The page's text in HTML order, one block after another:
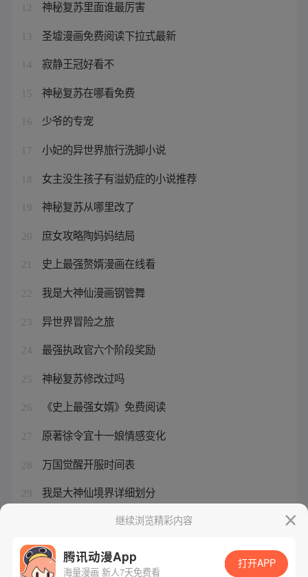
12 神秘复苏里面谁最厉害
13 圣墟漫画免费阅读下拉式最新
14 寂静王冠好看不
15 神秘复苏在哪看免费
16 少爷的专宠
17 小妃的异世界旅行洗脚小说
18 女主没生孩子有溢奶症的小说推荐
19 神秘复苏从哪里改了
20 庶女攻略陶妈妈结局
21 史上最强赘婿漫画在线看
22 我是大神仙漫画钢管舞
23 异世界冒险之旅
24 最强执政官六个阶段奖励
25 神秘复苏修改过吗
26 《史上最强女婿》免费阅读
27 原著徐令宜十一娘情感变化
28 万国觉醒开服时间表
29 我是大神仙境界详细划分
不科学御兽主角一共有多少宠物
继续浏览精彩内容
腾讯动漫App
海量漫画 新人7天免费看
打开APP